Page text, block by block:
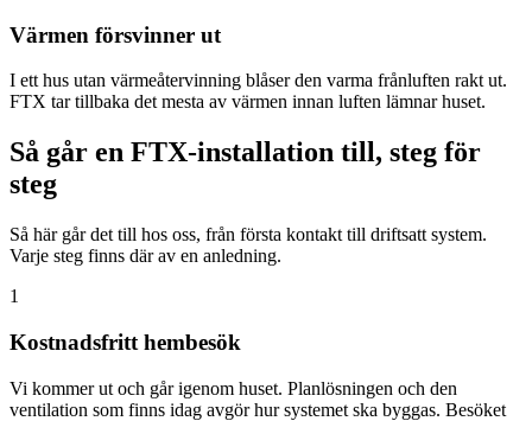
Värmen försvinner ut
I ett hus utan värmeåtervinning blåser den varma frånluften rakt ut.
FTX tar tillbaka det mesta av värmen innan luften lämnar huset.
Så går en FTX-installation till, steg för
steg
Så här går det till hos oss, från första kontakt till driftsatt system.
Varje steg finns där av en anledning.
1
Kostnadsfritt hembesök
Vi kommer ut och går igenom huset. Planlösningen och den
ventilation som finns idag avgör hur systemet ska byggas. Besöket